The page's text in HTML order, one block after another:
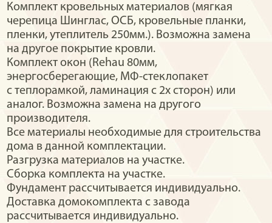
Комплект кровельных материалов (мягкая
черепица Шинглас, ОСБ, кровельные планки,
пленки, утеплитель 250мм.). Возможна замена
на другое покрытие кровли.
Комплект окон (Rehau 80мм,
энергосберегающие, МФ-стеклопакет
с теплорамкой, ламинация с 2х сторон) или
аналог. Возможна замена на другого
производителя.
Все материалы необходимые для строительства
дома в данной комплектации.
Разгрузка материалов на участке.
Сборка комплекта на участке.
Фундамент рассчитывается индивидуально.
Доставка домокомплекта с завода
рассчитывается индивидуально.